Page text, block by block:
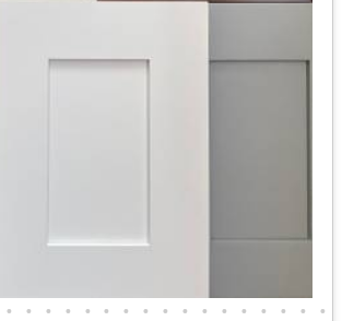
• • • • • • • • • • • • • • • • •